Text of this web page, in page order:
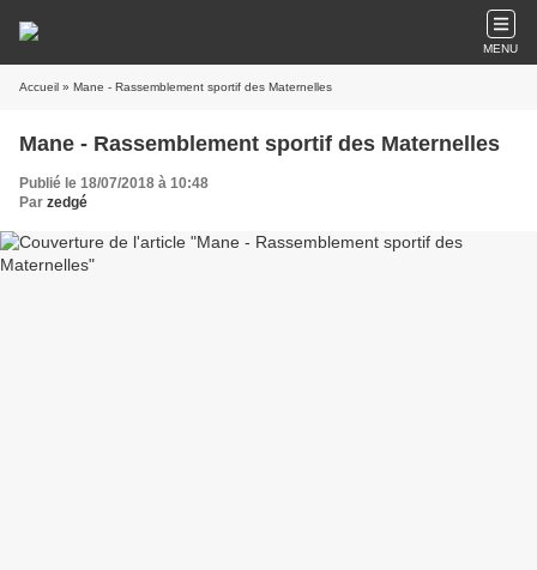
MENU
Accueil » Mane - Rassemblement sportif des Maternelles
Mane - Rassemblement sportif des Maternelles
Publié le 18/07/2018 à 10:48
Par zedgé